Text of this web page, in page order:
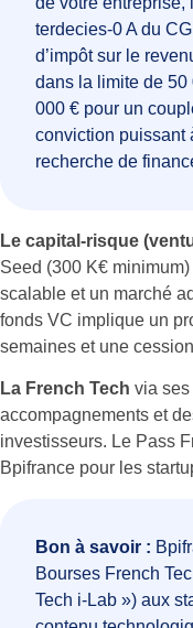
terdecies-0 A du
d’impôt sur le
dans la limite de
000 € pour un
conviction puissant
recherche de
Le capital-risque
Seed (300 K€
scalable et un marché
fonds VC implique un
semaines et une
La French Tech via
accompagnements et
investisseurs. Le Pass
Bpifrance pour les
Bon à savoir :
Bourses French
Tech i-Lab ») aux